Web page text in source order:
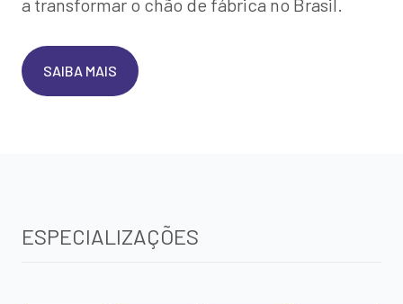
a transformar o chão de fábrica no Brasil.
SAIBA MAIS
ESPECIALIZAÇÕES